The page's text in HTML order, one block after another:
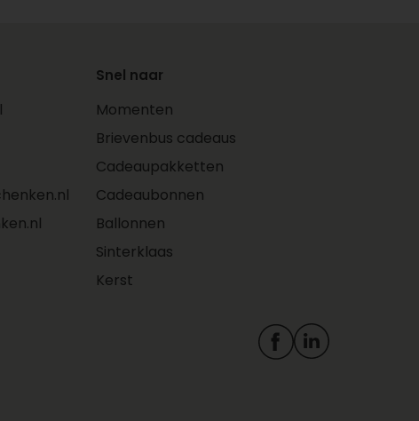
bestellingen in jouw
Personaliseer je cadeau
met foto’s, kaartjes en
Adressen worden
automatisch opgeslagen
in jouw persoonlijke
makkelijk een
herhaalbestelling
profiteer je ook van deze
voordelen met een Zakelijk
Snel naar
Momenten
Brievenbus cadeaus
Cadeaupakketten
Cadeaubonnen
Ballonnen
Sinterklaas
Kerst